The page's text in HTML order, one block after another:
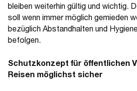
bleiben weiterhin gültig und wichtig.
soll wenn immer möglich gemieden
bezüglich Abstandhalten und
befolgen.
Schutzkonzept für öffentlichen
Reisen möglichst sicher